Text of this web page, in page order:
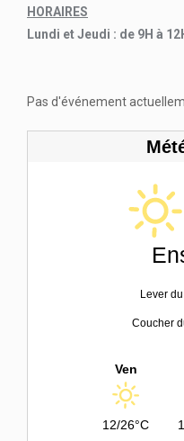
HORAIRES
Lundi et Jeudi : de 9H à
Pas d'événement
Lever
Coucher
Ven
12/26°C